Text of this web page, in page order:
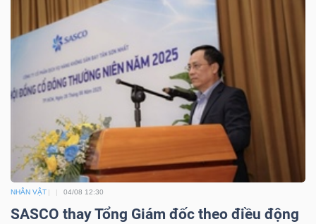
NHÂN VẬT 04/08 12:30
SASCO thay Tổng Giám đốc theo điều động
Mã
chứng
khoán
(-)
Cổ phiếu Chỉ số Chứng chỉ quỹ
Lãnh
đạo
(-)